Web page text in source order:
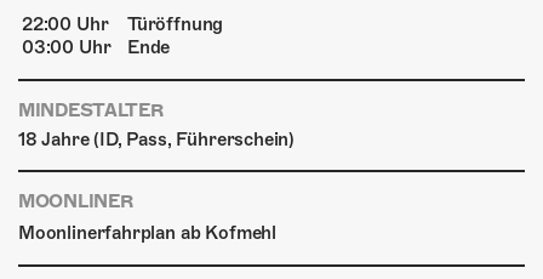
22:00 Uhr
Türöffnung
03:00 Uhr
Ende
MINDESTALTER
18 Jahre (ID, Pass, Führerschein)
MOONLINER
Moonlinerfahrplan ab Kofmehl